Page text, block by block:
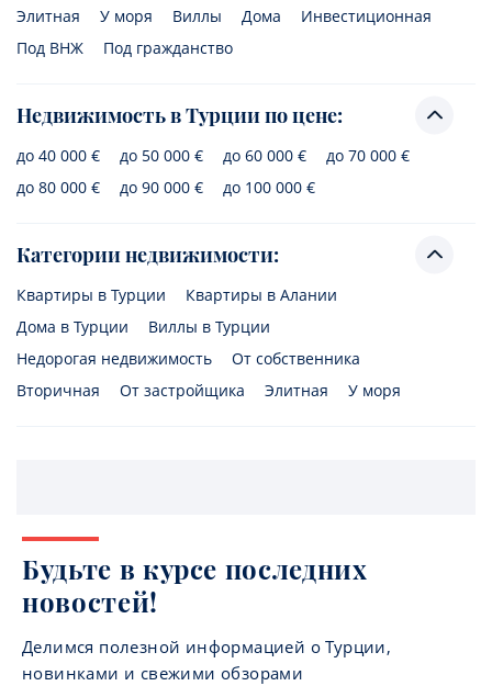
Элитная
У моря Виллы Дома
Инвестиционная
Под ВНЖ
Под гражданство
Недвижимость в Турции по цене:
до 40 000 € до 50 000 € до 60 000 €
до 70 000 €
до 80 000 €
до 90 000 € до 100 000 €
Категории недвижимости:
Квартиры в Турции
Квартиры в Алании
Дома в Турции
Виллы в Турции
Недорогая недвижимость
От собственника
Вторичная
От застройщика Элитная У моря
Будьте в курсе последних
новостей!
Делимся полезной информацией о Турции,
новинками и свежими обзорами